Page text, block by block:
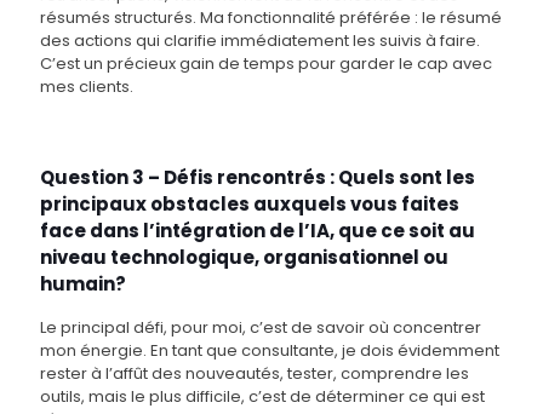
résumés structurés. Ma fonctionnalité préférée : le résumé
des actions qui clarifie immédiatement les suivis à faire.
C’est un précieux gain de temps pour garder le cap avec
mes clients.
Question 3 – Défis rencontrés : Quels sont les
principaux obstacles auxquels vous faites
face dans l’intégration de l’IA, que ce soit au
niveau technologique, organisationnel ou
humain?
Le principal défi, pour moi, c’est de savoir où concentrer
mon énergie. En tant que consultante, je dois évidemment
rester à l’affût des nouveautés, tester, comprendre les
outils, mais le plus difficile, c’est de déterminer ce qui est